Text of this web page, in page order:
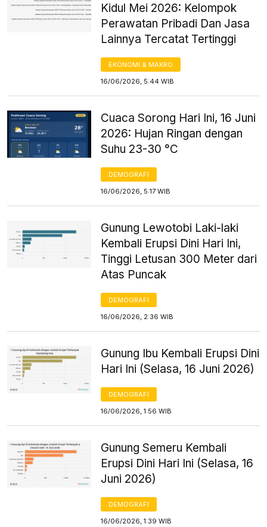
Kidul Mei 2026: Kelompok
Perawatan Pribadi Dan Jasa
Lainnya Tercatat Tertinggi
EKONOMI & MAKRO
16/06/2026, 5:44 WIB
Cuaca Sorong Hari Ini, 16 Juni
2026: Hujan Ringan dengan
Suhu 23-30 °C
DEMOGRAFI
16/06/2026, 5:17 WIB
Gunung Lewotobi Laki-laki
Kembali Erupsi Dini Hari Ini,
Tinggi Letusan 300 Meter dari
Atas Puncak
DEMOGRAFI
16/06/2026, 2:36 WIB
Gunung Ibu Kembali Erupsi Dini
Hari Ini (Selasa, 16 Juni 2026)
DEMOGRAFI
16/06/2026, 1:56 WIB
Gunung Semeru Kembali
Erupsi Dini Hari Ini (Selasa, 16
Juni 2026)
DEMOGRAFI
16/06/2026, 1:39 WIB